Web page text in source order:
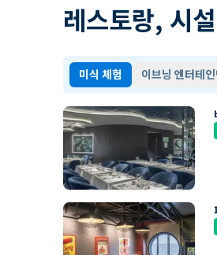
레스토랑, 시
미식 체험 이브닝 엔터테